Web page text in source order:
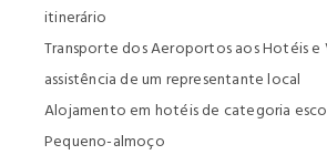
itinerário
Transporte dos Aeroportos aos Hotéis e
assistência de um representante local
Alojamento em hotéis de categoria
Pequeno-almoço